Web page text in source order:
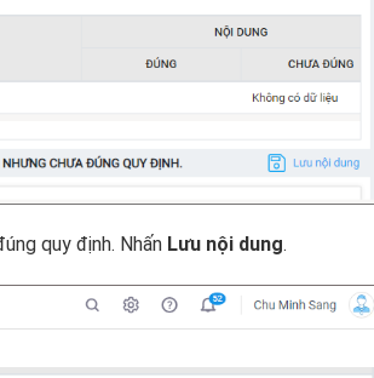
quy định. Nhấn Lưu nội dung.